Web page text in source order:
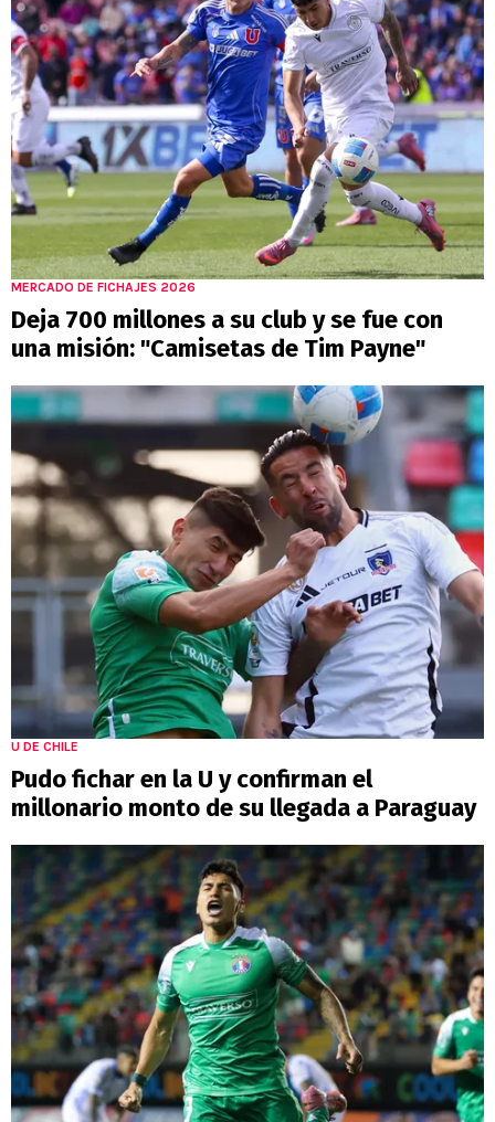
MERCADO DE FICHAJES 2026
Deja 700 millones a su club y se fue con
una misión: "Camisetas de Tim Payne"
U DE CHILE
Pudo fichar en la U y confirman el
millonario monto de su llegada a Paraguay